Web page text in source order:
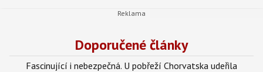
Doporučené články
Fascinující i nebezpečná. U pobřeží Chorvatska udeřila